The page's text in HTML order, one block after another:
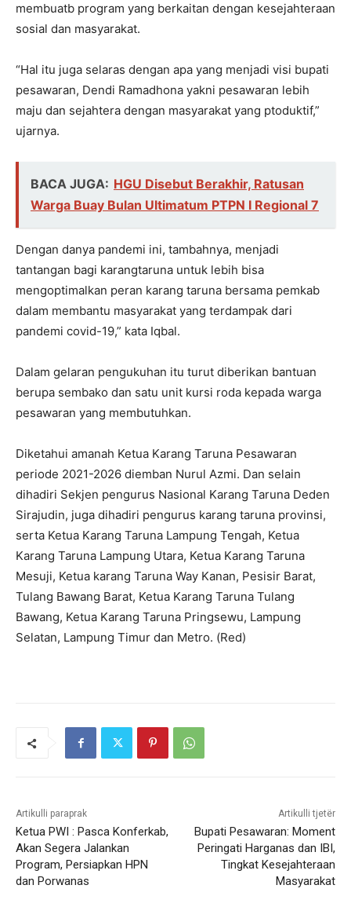
membuatb program yang berkaitan dengan kesejahteraan
sosial dan masyarakat.
“Hal itu juga selaras dengan apa yang menjadi visi bupati
pesawaran, Dendi Ramadhona yakni pesawaran lebih
maju dan sejahtera dengan masyarakat yang ptoduktif,”
ujarnya.
BACA JUGA: HGU Disebut Berakhir, Ratusan
Warga Buay Bulan Ultimatum PTPN I Regional 7
Dengan danya pandemi ini, tambahnya, menjadi
tantangan bagi karangtaruna untuk lebih bisa
mengoptimalkan peran karang taruna bersama pemkab
dalam membantu masyarakat yang terdampak dari
pandemi covid-19,” kata Iqbal.
Dalam gelaran pengukuhan itu turut diberikan bantuan
berupa sembako dan satu unit kursi roda kepada warga
pesawaran yang membutuhkan.
Diketahui amanah Ketua Karang Taruna Pesawaran
periode 2021-2026 diemban Nurul Azmi. Dan selain
dihadiri Sekjen pengurus Nasional Karang Taruna Deden
Sirajudin, juga dihadiri pengurus karang taruna provinsi,
serta Ketua Karang Taruna Lampung Tengah, Ketua
Karang Taruna Lampung Utara, Ketua Karang Taruna
Mesuji, Ketua karang Taruna Way Kanan, Pesisir Barat,
Tulang Bawang Barat, Ketua Karang Taruna Tulang
Bawang, Ketua Karang Taruna Pringsewu, Lampung
Selatan, Lampung Timur dan Metro. (Red)
Artikulli paraprak
Ketua PWI : Pasca Konferkab,
Akan Segera Jalankan
Program, Persiapkan HPN
dan Porwanas
Artikulli tjetër
Bupati Pesawaran: Moment
Peringati Harganas dan IBI,
Tingkat Kesejahteraan
Masyarakat